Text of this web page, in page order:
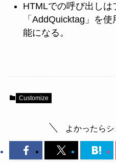
HTMLでの呼び出しは
「AddQuicktag」を
能になる。
Customize
よかったら